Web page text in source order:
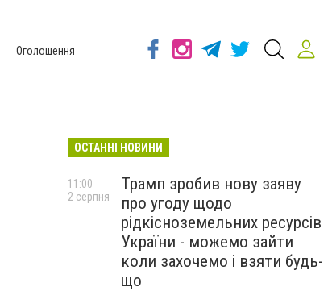
Оголошення
ОСТАННІ НОВИНИ
Трамп зробив нову заяву
про угоду щодо
рідкісноземельних ресурсів
України - можемо зайти
коли захочемо і взяти будь-
що
11:00
2 серпня